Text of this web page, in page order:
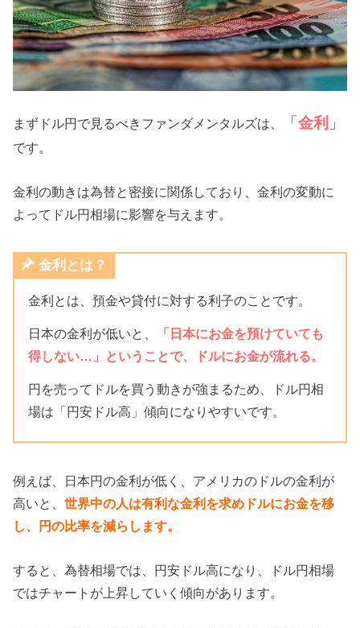
まずドル円で見るべきファンダメンタルズは、 「金利 」
です。
金利の動きは為替と密接に関係しており、金利の変動に
よってドル円相場に影響を与えます。
金利とは？
金利とは、預金や貸付に対する利子のことです。
日本の金利が低いと、
「日本にお金を預けていても
得しない…」ということで、ドルにお金が流れる。
円を売ってドルを買う動きが強まるため、ドル円相
場は「円安ドル高」傾向になりやすいです。
例えば、日本円の金利が低く、アメリカのドルの金利が
高いと、世界中の人は有利な金利を求めドルにお金を移
し、円の比率を減らします。
すると、為替相場では、円安ドル高になり、ドル円相場
ではチャートが上昇していく傾向があります。